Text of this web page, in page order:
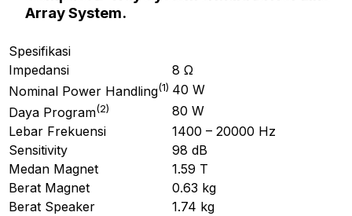
Array System.
Spesifikasi
Impedansi
8 Ω
Nominal Power Handling(1) 40 W
Daya Program(2)
80 W
Lebar Frekuensi
1400 – 20000 Hz
Sensitivity
98 dB
Medan Magnet
1.59 T
Berat Magnet
0.63 kg
Berat Speaker
1.74 kg